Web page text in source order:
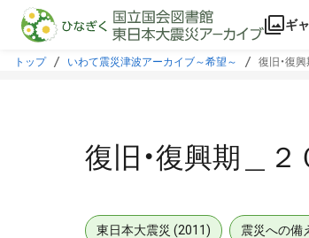
本文に飛ぶ
ギ
トップ いわて震災津波アーカイブ～希望～ 復旧・復
復旧・復興期＿
東日本大震災 (2011) 震災への備